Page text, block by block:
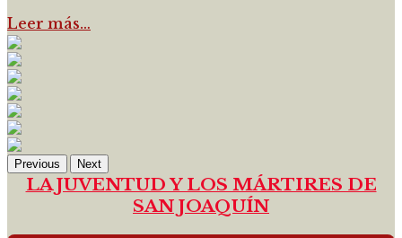
Leer más…
Previous Next
LA JUVENTUD Y LOS MÁRTIRES DE
SAN JOAQUÍN